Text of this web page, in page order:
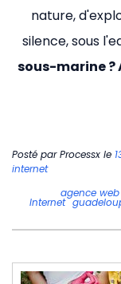
nature,
silence, sous
sous-marine ?
Posté parProcessx le
internet
agence
Internet